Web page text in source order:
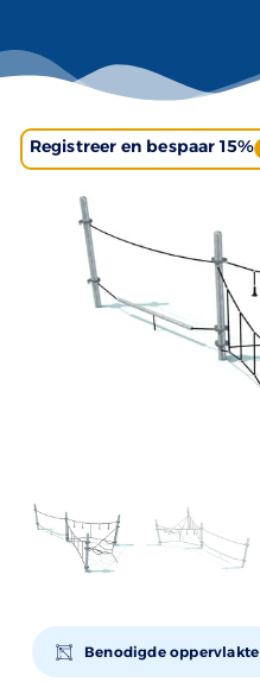
Registreer en bespaar 15%
Benodigde oppervlakte